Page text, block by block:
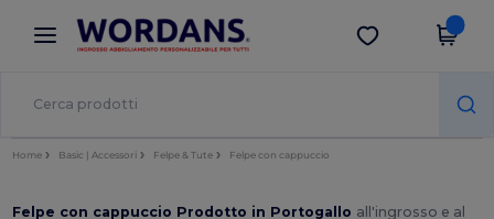
× App Wordans
Prezzi migliori sull'app!
Scarica app
Home Basic | Accessori Felpe & Tute Felpe con cappuccio
Felpe con cappuccio Prodotto in Portogallo all'ingrosso e al